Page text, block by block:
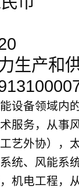
生产和
设备领域内
服务，从事
艺外协），
统、风能系
机电工程，